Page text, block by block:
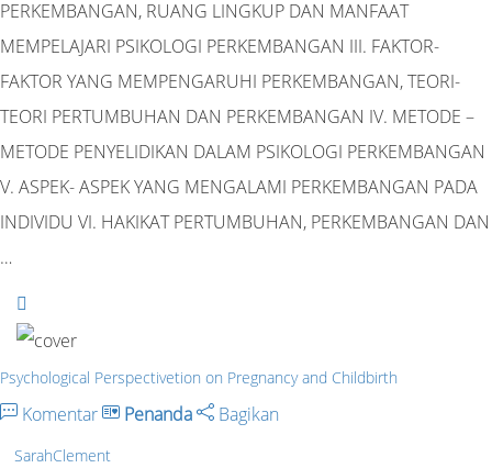
PERKEMBANGAN, RUANG LINGKUP DAN MANFAAT
MEMPELAJARI PSIKOLOGI PERKEMBANGAN III. FAKTOR-
FAKTOR YANG MEMPENGARUHI PERKEMBANGAN, TEORI-
TEORI PERTUMBUHAN DAN PERKEMBANGAN IV. METODE –
METODE PENYELIDIKAN DALAM PSIKOLOGI PERKEMBANGAN
V. ASPEK- ASPEK YANG MENGALAMI PERKEMBANGAN PADA
INDIVIDU VI. HAKIKAT PERTUMBUHAN, PERKEMBANGAN DAN
…
Psychological Perspectivetion on Pregnancy and Childbirth
Komentar Penanda Bagikan
SarahClement